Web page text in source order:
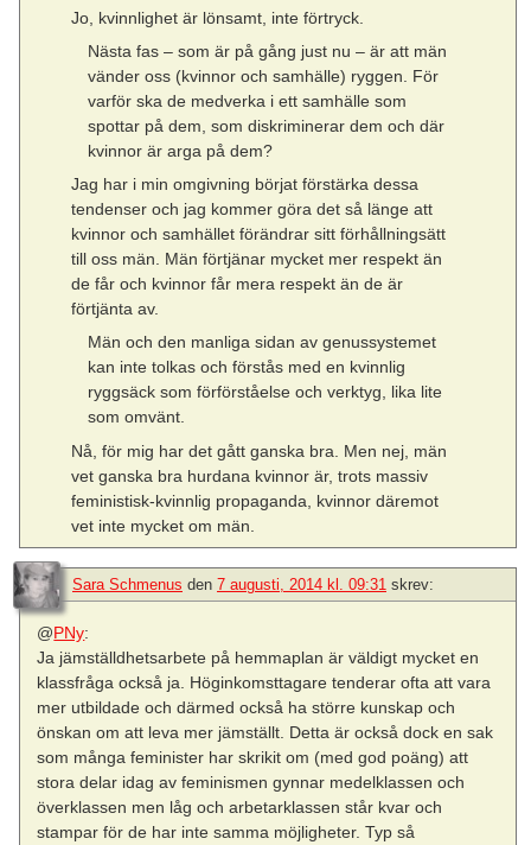
Jo, kvinnlighet är lönsamt, inte förtryck.
Nästa fas – som är på gång just nu – är att män
vänder oss (kvinnor och samhälle) ryggen. För
varför ska de medverka i ett samhälle som
spottar på dem, som diskriminerar dem och där
kvinnor är arga på dem?
Jag har i min omgivning börjat förstärka dessa
tendenser och jag kommer göra det så länge att
kvinnor och samhället förändrar sitt förhållningsätt
till oss män. Män förtjänar mycket mer respekt än
de får och kvinnor får mera respekt än de är
förtjänta av.
Män och den manliga sidan av genussystemet
kan inte tolkas och förstås med en kvinnlig
ryggsäck som förförståelse och verktyg, lika lite
som omvänt.
Nå, för mig har det gått ganska bra. Men nej, män
vet ganska bra hurdana kvinnor är, trots massiv
feministisk-kvinnlig propaganda, kvinnor däremot
vet inte mycket om män.
Sara Schmenus den 7 augusti, 2014 kl. 09:31 skrev:
@PNy:
Ja jämställdhetsarbete på hemmaplan är väldigt mycket en
klassfråga också ja. Höginkomsttagare tenderar ofta att vara
mer utbildade och därmed också ha större kunskap och
önskan om att leva mer jämställt. Detta är också dock en sak
som många feminister har skrikit om (med god poäng) att
stora delar idag av feminismen gynnar medelklassen och
överklassen men låg och arbetarklassen står kvar och
stampar för de har inte samma möjligheter. Typ så